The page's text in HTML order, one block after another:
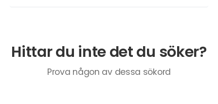
Hittar du inte det du söker?
Prova någon av dessa sökord